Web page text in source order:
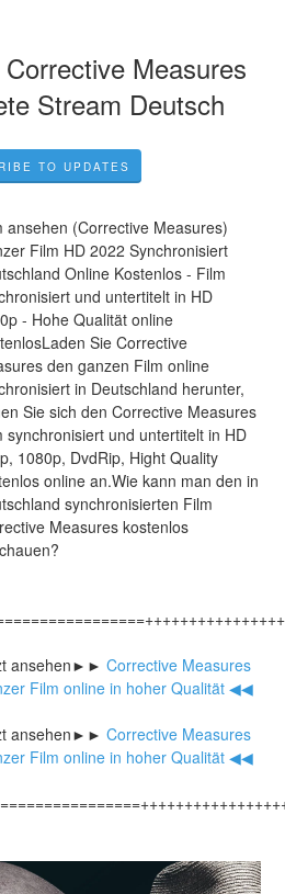
Measures
Stream Deutsch
TO UPDATES
ansehen (Corrective Measures)
Film HD 2022 Synchronisiert
Online Kostenlos - Film
und untertitelt in HD
- Hohe Qualität online
Sie Corrective
den ganzen Film online
in Deutschland herunter,
Sie sich den Corrective Measures
synchronisiert und untertitelt in HD
1080p, DvdRip, Hight Quality
online an.Wie kann man den in
synchronisierten Film
Measures kostenlos
ansehen►► Corrective Measures
Film online in hoher Qualität ◀◀
ansehen►► Corrective Measures
Film online in hoher Qualität ◀◀